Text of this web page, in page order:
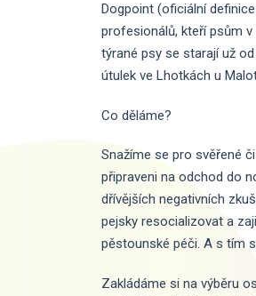
Dogpoint (oficiální
profesionálů, kteří psům
týrané psy se starají už
útulek ve Lhotkách u
Co děláme?
Snažíme se pro svěřené
připraveni na odchod do
dřívějších negativních
pejsky resocializovat a
pěstounské péči. A s tím
Zakládáme si na výběru